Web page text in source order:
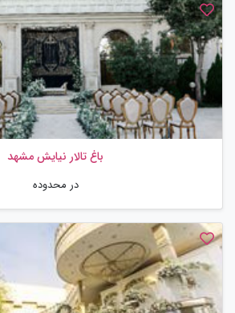
باغ تالار نیایش مشهد
در محدوده